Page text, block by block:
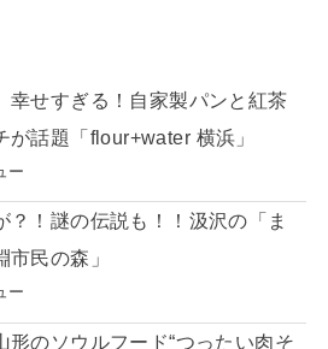
幸せすぎる！自家製パンと紅茶
が話題「flour+water 横浜」
ー
？！謎の伝説も！！汲沢の「ま
市民の森」
ー
形のソウルフード“つったい肉そ